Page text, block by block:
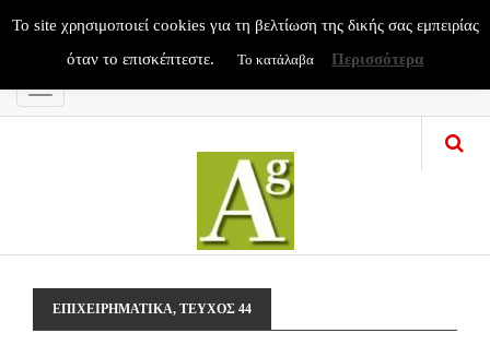
Menu
ΕΠΙΧΕΙΡΗΜΑΤΙΚΑ, ΤΕΥΧΟΣ 44
To site χρησιμοποιεί cookies για τη βελτίωση της δικής σας εμπειρίας
όταν το επισκέπτεστε.
Το κατάλαβα Περισσότερα